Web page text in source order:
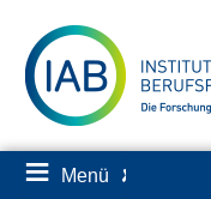
zum
Inhalt
≡ Menü ✘